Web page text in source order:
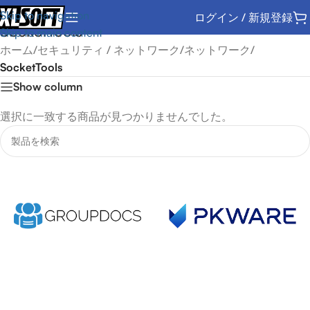
Skip to navigation
Skip to main content
ログイン / 新規登録
SocketTools
ホーム/セキュリティ / ネットワーク/ネットワーク/
SocketTools
Show column
選択に一致する商品が見つかりませんでした。